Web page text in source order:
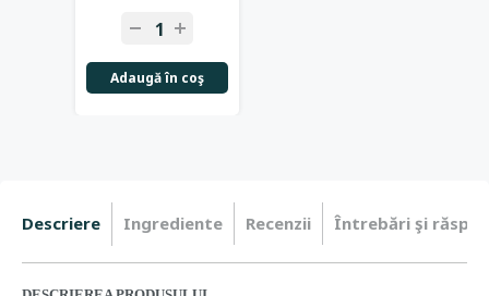
Adaugă în coş
Descriere Ingrediente Recenzii Întrebări şi